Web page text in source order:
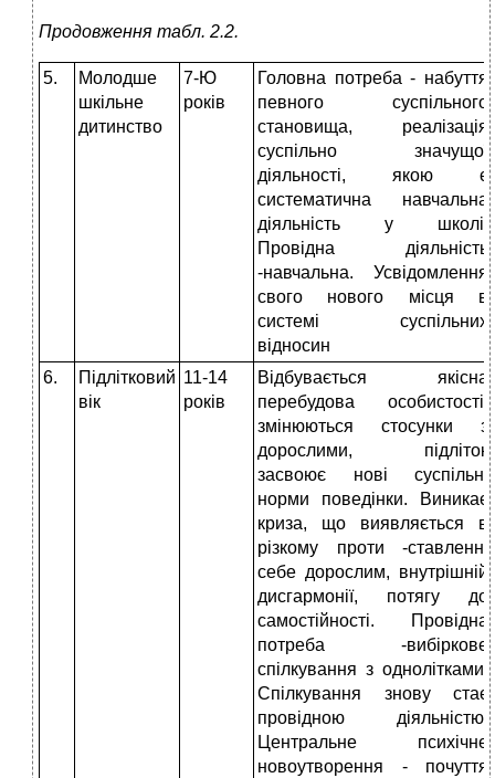
Продовження табл. 2.2.
5.
Молодше
шкільне
дитинство
7-Ю
років
Головна потреба - набуття
певного суспільного
становища, реалізація
суспільно значущої
діяльності, якою є
систематична навчальна
діяльність у школі.
Провідна діяльність
-навчальна. Усвідомлення
свого нового місця в
системі суспільних
відносин
6.
Підлітковий
вік
11-14
років
Відбувається якісна
перебудова особистості,
змінюються стосунки з
дорослими, підліток
засвоює нові суспільні
норми поведінки. Виникає
криза, що виявляється в
різкому проти -ставленні
себе дорослим, внутрішній
дисгармонії, потягу до
самостійності. Провідна
потреба -вибіркове
спілкування з однолітками.
Спілкування знову стає
провідною діяльністю.
Центральне психічне
новоутворення - почуття